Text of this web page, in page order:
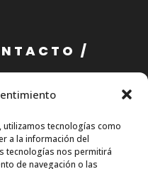
utilizamos tecnologías como
a la información del
tecnologías nos permitirá
de navegación o las
/